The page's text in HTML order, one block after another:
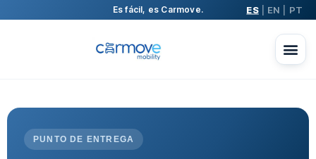
Es fácil, es Carmove. ES EN PT
PUNTO DE ENTREGA